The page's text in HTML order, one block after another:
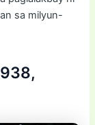
sa milyun-